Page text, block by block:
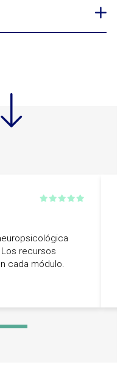
recursos
cada módulo.
7 8 9